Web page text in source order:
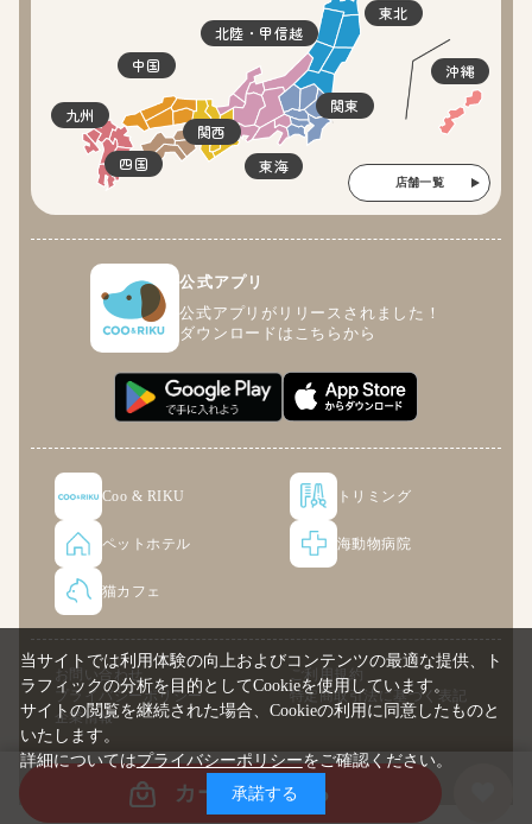
カートに入れる
東北
関東
北陸・甲信越
東海
関西
四国
中国
九州
沖縄
店舗一覧
公式アプリ
公式アプリがリリースされました！
ダウンロードはこちらから
Coo & RIKU トリミング
ペットホテル 海動物病院
猫カフェ
お問い合わせ
ご利用規約
プライバシーポリシー
特定商取引法に基づく表記
企業情報
© COO PREMIUM ONLINE
当サイトでは利用体験の向上およびコンテンツの最適な提供、ト
ラフィックの分析を目的としてCookieを使用しています。
サイトの閲覧を継続された場合、Cookieの利用に同意したものと
いたします。
詳細についてはプライバシーポリシーをご確認ください。
承諾する